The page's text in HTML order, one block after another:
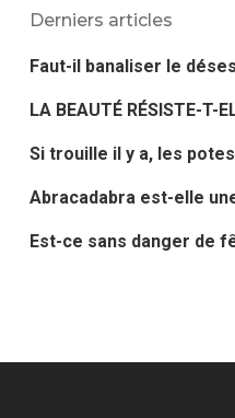
Derniers articles
Faut-il banaliser le
LA BEAUTÉ RÉSISTE-T-
Si trouille il y a, les
Abracadabra est-elle
Est-ce sans danger de